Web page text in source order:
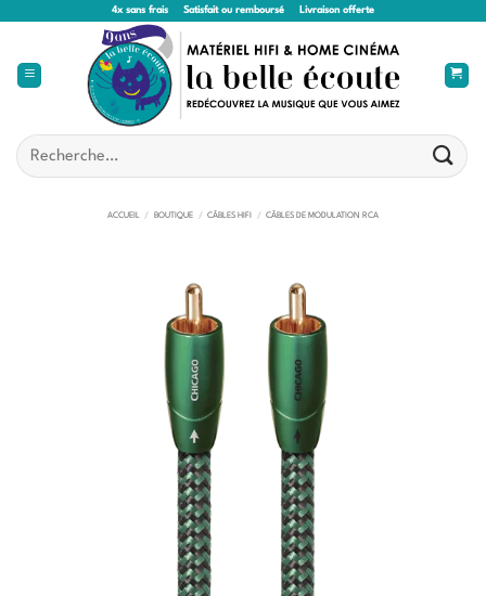
4x sans frais Satisfait ou remboursé Livraison offerte
Recherche
pour :
ACCUEIL / BOUTIQUE / CÂBLES HIFI / CÂBLES DE MODULATION RCA